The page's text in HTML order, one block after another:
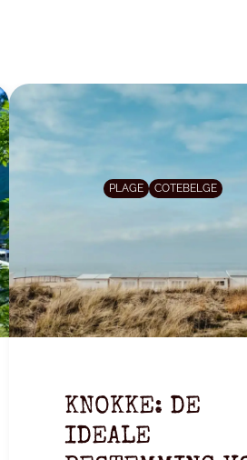
PLAGE COTEBELGE
KNOKKE: DE
IDEALE